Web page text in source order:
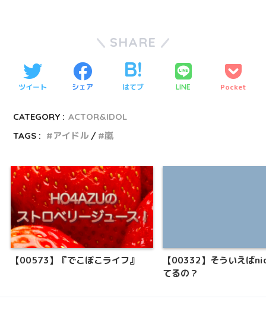
SHARE
ツイート シェア はてブ LINE Pocket
CATEGORY : ACTOR&IDOL
TAGS :
アイドル 嵐
【00573】『でこぼこライフ』
【00332】そういえば
てるの？